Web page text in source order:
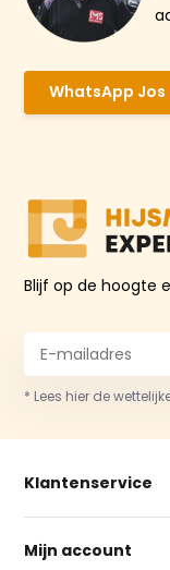
WhatsApp Jos
Blijf op de hoogte
* Lees hier de
Klantenservice
Mijn account